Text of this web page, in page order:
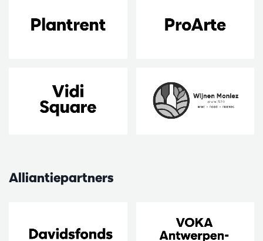
Alliantiepartners